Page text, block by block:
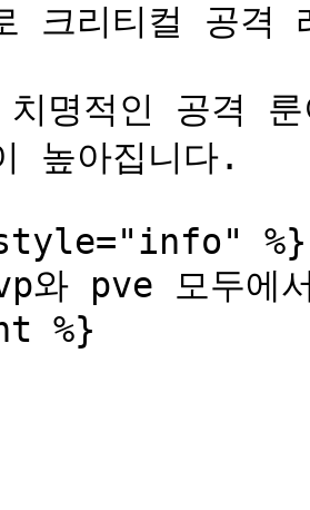
크리티컬 공
명적인 공격
높아집니다.
%}
와 pve 모두에